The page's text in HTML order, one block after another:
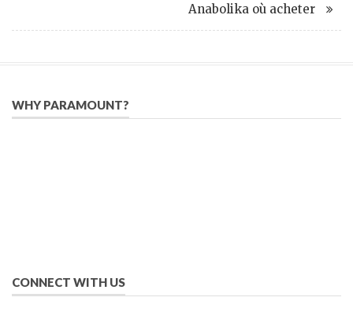
Anabolika où acheter
WHY PARAMOUNT?
CONNECT WITH US